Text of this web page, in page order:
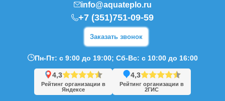
info@aquateplo.ru
+7 (351)751-09-59
Заказать звонок
Пн-Пт: с 9:00 до 19:00; Сб-Вс: с 10:00 до 16:00
4,3
Рейтинг организации в
Яндексе
4,3
Рейтинг организации в
2ГИС